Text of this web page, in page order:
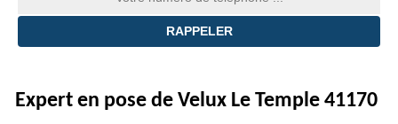
Expert en pose de Velux Le Temple 41170